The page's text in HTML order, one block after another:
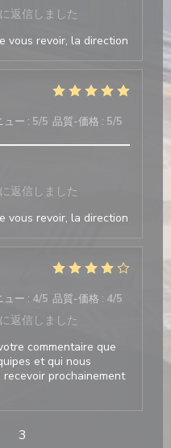
返信しました
vous revoir, la direction
ュー : 5/5 品質-価格 : 5/5
返信しました
vous revoir, la direction
ュー : 4/5 品質-価格 : 4/5
返信しました
commentaire que
et qui nous
prochainement
3